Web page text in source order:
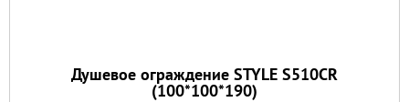
Душевое ограждение STYLE S510CR
(100*100*190)